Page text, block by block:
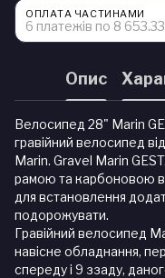
ОПЛАТА ЧАСТИНАМИ
6 платежів по 8
Опис
Велосипед 28" Marin
гравійний велосипед
Marin. Gravel Marin
рамою та карбоновою
для встановлення
подорожувати.
Гравійний велосипед
навісне обладнання,
спереду і 9 ззаду,